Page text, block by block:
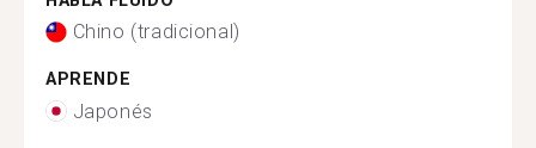
Chino (tradicional)
APRENDE
Japonés